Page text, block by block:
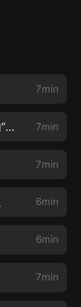
7min
《權爺》 002集 什麼都不記得的“傻子” 7min
7min
6min
6min
7min